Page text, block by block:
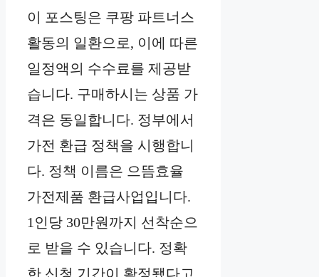
이 포스팅은 쿠팡 파트너스
활동의 일환으로, 이에 따른
일정액의 수수료를 제공받
습니다. 구매하시는 상품 가
격은 동일합니다. 정부에서
가전 환급 정책을 시행합니
다. 정책 이름은 으뜸효율
가전제품 환급사업입니다.
1인당 30만원까지 선착순으
로 받을 수 있습니다. 정확
한 신청 기간이 확정됐다고